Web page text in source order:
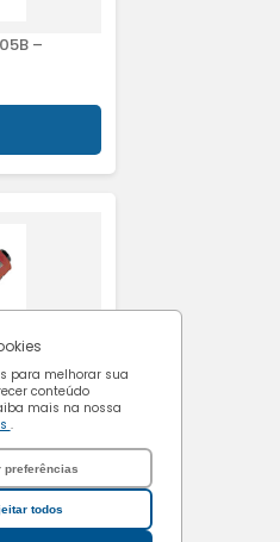
para melhorar sua
conteúdo
mais na nossa
.
preferências
todos
escolhas
–
–